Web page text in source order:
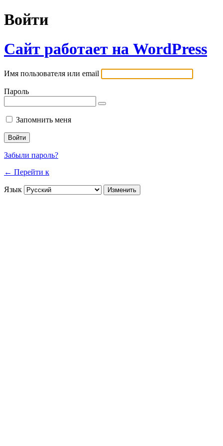
Войти
Сайт работает на WordPress
Имя пользователя или email
Пароль
Запомнить меня
Забыли пароль?
← Перейти к
Язык